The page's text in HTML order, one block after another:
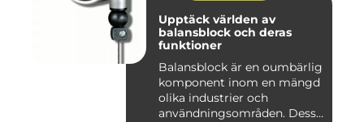
Upptäck världen av
balansblock och deras
funktioner
Balansblock är en oumbärlig
komponent inom en mängd
olika industrier och
användningsområden. Dessa